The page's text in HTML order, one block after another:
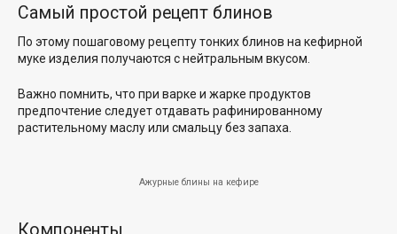
Самый простой рецепт блинов
По этому пошаговому рецепту тонких блинов на кефирной
муке изделия получаются с нейтральным вкусом.
Важно помнить, что при варке и жарке продуктов
предпочтение следует отдавать рафинированному
растительному маслу или смальцу без запаха.
Ажурные блины на кефире